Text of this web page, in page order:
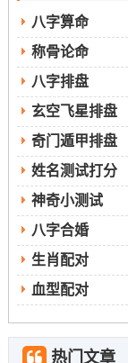
需多方面考虑！
每一条宜忌都承
的深刻理解 -值
水要则2025年
破之位则位于
式或日常布置
煞：太岁位尊;
位不宜进行大
程，以免触怒
人的生肖若与
八字算命
称骨论命
八字排盘
玄空飞星排盘
奇门遁甲排盘
姓名测试打分
神奇小测试
八字合婚
生肖配对
血型配对
热门文章